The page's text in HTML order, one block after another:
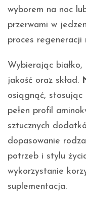
wyborem na noc
przerwami w
proces regeneracji
Wybierając
jakość oraz skład.
osiągnąć,
pełen profil
sztucznych
dopasowanie
potrzeb i stylu
wykorzystanie
suplementacja.